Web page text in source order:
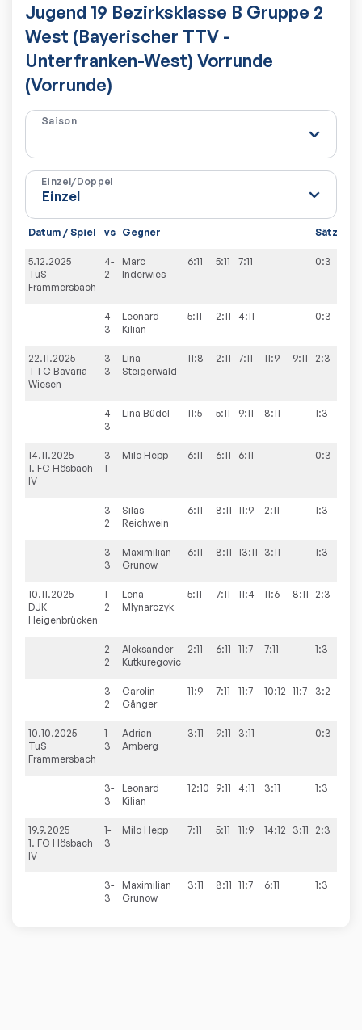
Jugend 19 Bezirksklasse B Gruppe 2
West (Bayerischer TTV -
Unterfranken-West) Vorrunde
(Vorrunde)
Saison
Einzel/Doppel
Datum / Spiel vs Gegner Sätze
5.12.2025
TuS
Frammersbach
4-
2
Marc
Inderwies
6:11 5:11 7:11 0:3
4-
3
Leonard
Kilian
5:11 2:11 4:11 0:3
22.11.2025
TTC Bavaria
Wiesen
3-
3
Lina
Steigerwald
11:8 2:11 7:11 11:9 9:11 2:3
4-
3
Lina Büdel 11:5 5:11 9:11 8:11 1:3
14.11.2025
1. FC Hösbach
IV
3-
1
Milo Hepp 6:11 6:11 6:11 0:3
3-
2
Silas
Reichwein
6:11 8:11 11:9 2:11 1:3
3-
3
Maximilian
Grunow
6:11 8:11 13:11 3:11 1:3
10.11.2025
DJK
Heigenbrücken
1-
2
Lena
Mlynarczyk
5:11 7:11 11:4 11:6 8:11 2:3
2-
2
Aleksander
Kutkuregovic
2:11 6:11 11:7 7:11 1:3
3-
2
Carolin
Gänger
11:9 7:11 11:7 10:12 11:7 3:2
10.10.2025
TuS
Frammersbach
1-
3
Adrian
Amberg
3:11 9:11 3:11 0:3
3-
3
Leonard
Kilian
12:10 9:11 4:11 3:11 1:3
19.9.2025
1. FC Hösbach
IV
1-
3
Milo Hepp 7:11 5:11 11:9 14:12 3:11 2:3
3-
3
Maximilian
Grunow
3:11 8:11 11:7 6:11 1:3